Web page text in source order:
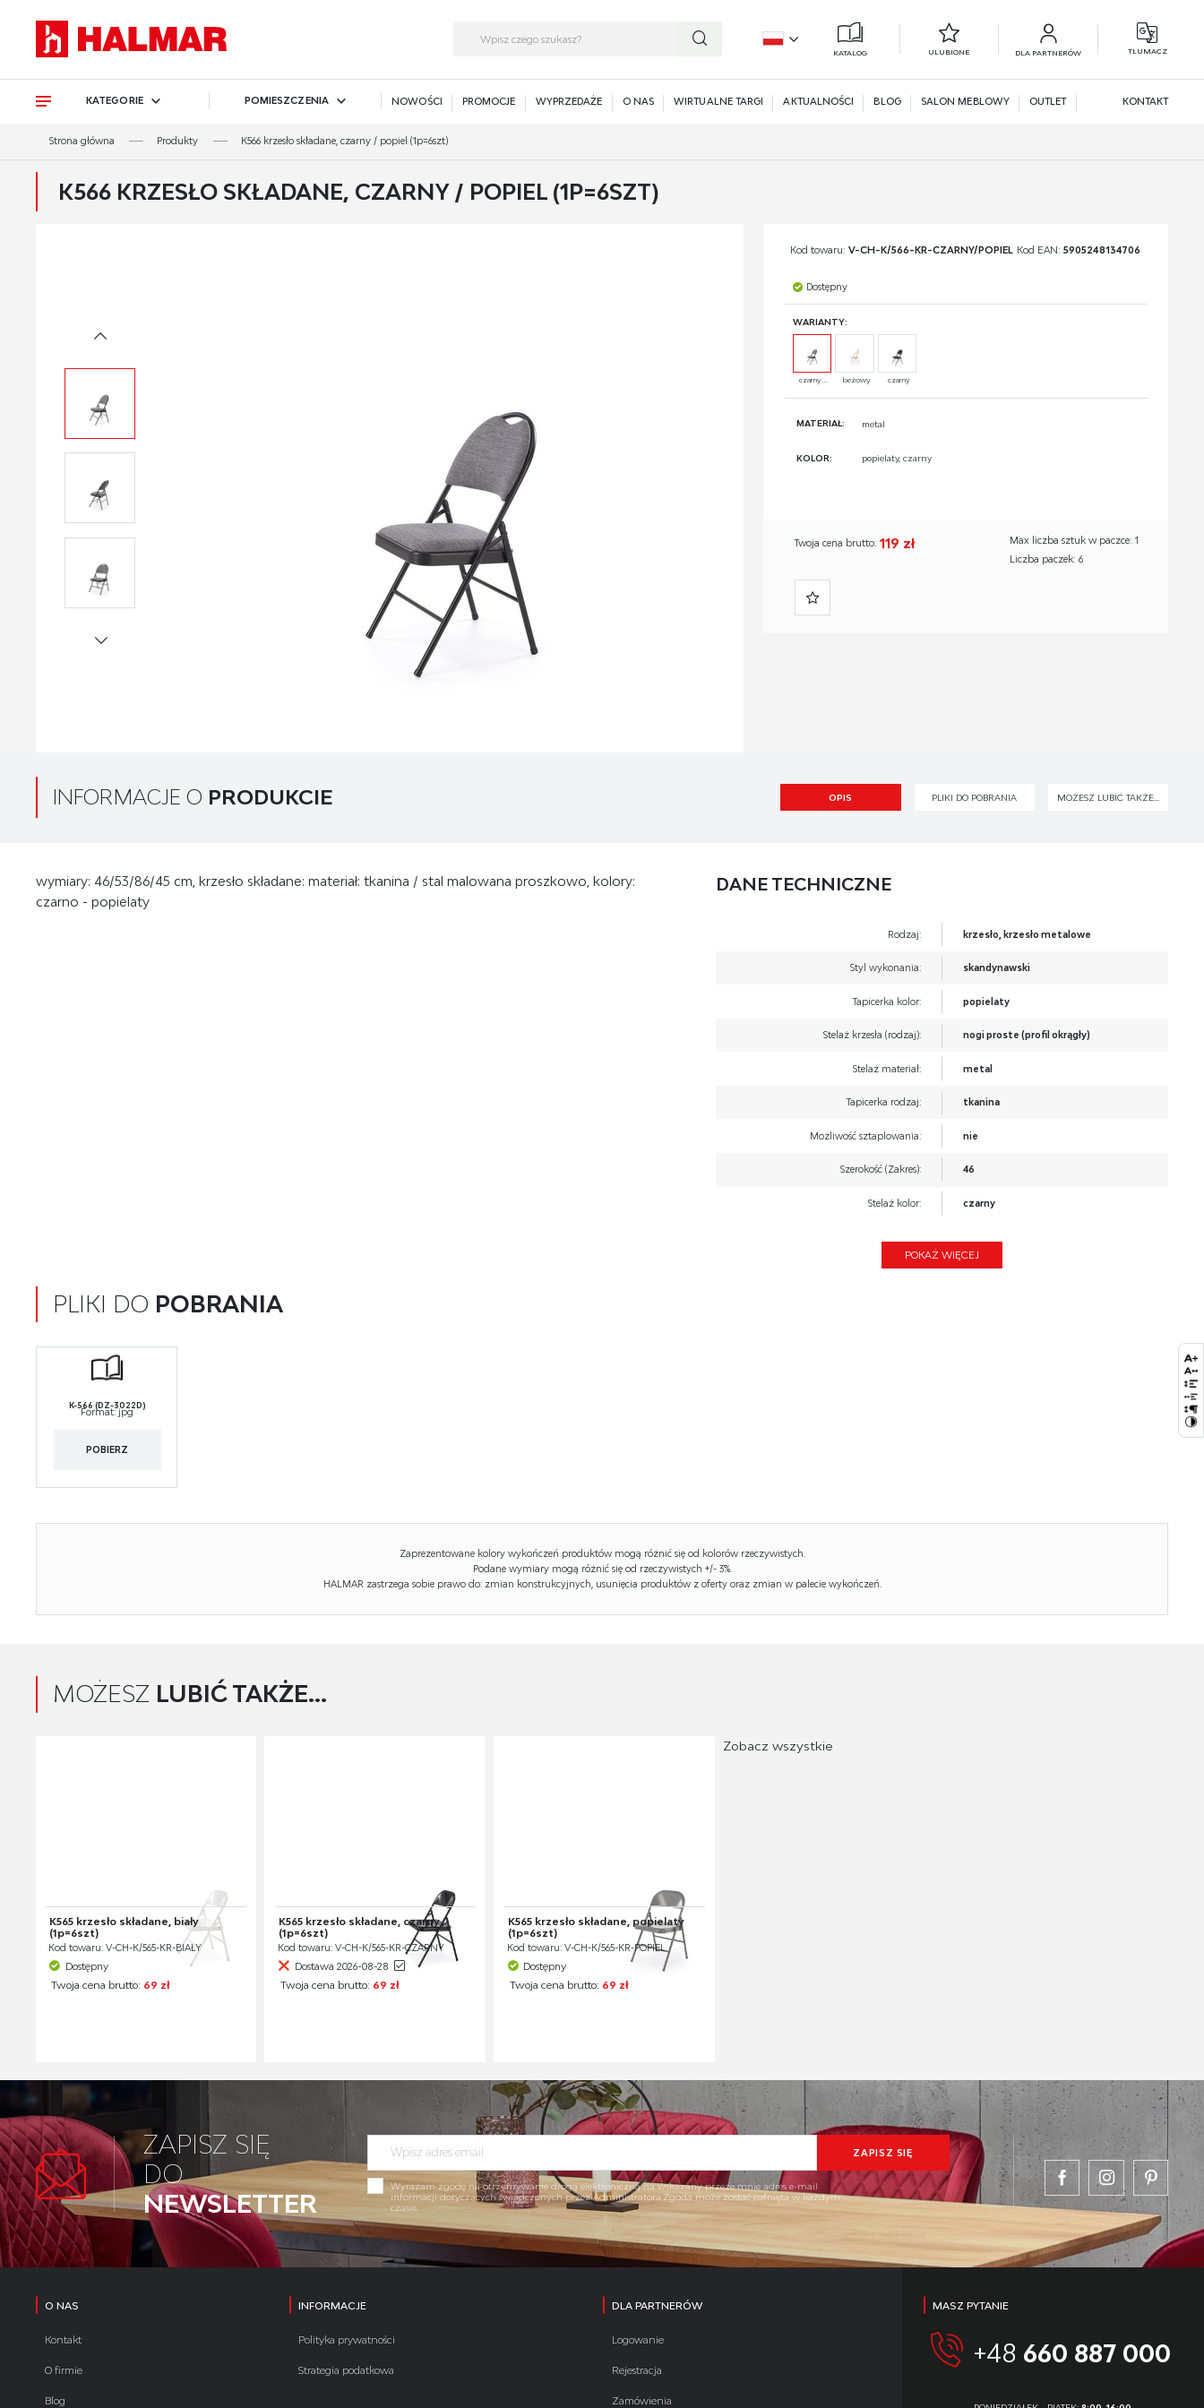
KATALOG ULUBIONE DLA PARTNERÓW TŁUMACZ
KATEGORIE POMIESZCZENIA NOWOŚCI PROMOCJE WYPRZEDAŻE O NAS WIRTUALNE TARGI AKTUALNOŚCI BLOG SALON MEBLOWY OUTLET KONTAKT
Strona główna Produkty K566 krzesło składane, czarny / popiel (1p=6szt)
K566 KRZESŁO SKŁADANE, CZARNY / POPIEL (1P=6SZT)
Kod towaru: V-CH-K/566-KR-CZARNY/POPIEL Kod EAN: 5905248134706
Dostępny
WARIANTY:
czarny ... beżowy czarny
MATERIAŁ: metal
KOLOR: popielaty, czarny
Twoja cena brutto:119 zł
Max liczba sztuk w paczce: 1
Liczba paczek: 6
INFORMACJE O PRODUKCIE OPIS PLIKI DO POBRANIA MOŻESZ LUBIĆ TAKŻE...
wymiary: 46/53/86/45 cm, krzesło składane: materiał: tkanina / stal malowana proszkowo, kolory:
czarno - popielaty
DANE TECHNICZNE
Rodzaj: krzesło, krzesło metalowe
Styl wykonania: skandynawski
Tapicerka kolor: popielaty
Stelaż krzesła (rodzaj): nogi proste (profil okrągły)
Stelaż materiał: metal
Tapicerka rodzaj: tkanina
Możliwość sztaplowania: nie
Szerokość (Zakres): 46
Stelaż kolor: czarny
Wysokość: 86
POKAŻ WIĘCEJ
PLIKI DO POBRANIA
K-566 (DZ-3022D)
Format:jpg
POBIERZ
Zaprezentowane kolory wykończeń produktów mogą różnić się od kolorów rzeczywistych.
Podane wymiary mogą różnić się od rzeczywistych +/- 3%.
HALMAR zastrzega sobie prawo do: zmian konstrukcyjnych, usunięcia produktów z oferty oraz zmian w palecie wykończeń.
MOŻESZ LUBIĆ TAKŻE...
K565 krzesło składane, biały
(1p=6szt)
Kod towaru: V-CH-K/565-KR-BIAŁY
Dostępny
Twoja cena brutto: 69 zł
K565 krzesło składane, czarny
(1p=6szt)
Kod towaru: V-CH-K/565-KR-CZARNY
Dostawa 2026-08-28
Twoja cena brutto: 69 zł
K565 krzesło składane, popielaty
(1p=6szt)
Kod towaru: V-CH-K/565-KR-POPIEL
Dostępny
Twoja cena brutto: 69 zł
Zobacz wszystkie
ZAPISZ SIĘ
DO
NEWSLETTER
Wyrażam zgodę na otrzymywanie drogą elektroniczną na wskazany przeze mnie adres e-mail
informacji dotyczących świadczonych przez Administratora.Zgoda może zostać cofnięta w każdym
czasie.
O NAS
Kontakt
O firmie
Blog
INFORMACJE
Polityka prywatności
Strategia podatkowa
DLA PARTNERÓW
Logowanie
Rejestracja
Zamówienia
MASZ PYTANIE
+48 660 887 000